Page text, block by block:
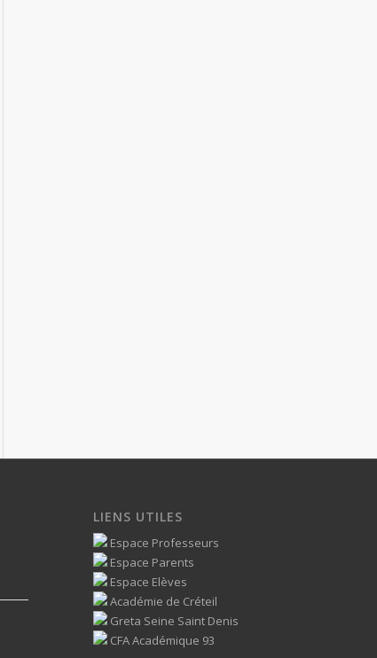
LIENS UTILES
Espace Professeurs
Espace Parents
Espace Elèves
Académie de Créteil
Greta Seine Saint Denis
CFA Académique 93